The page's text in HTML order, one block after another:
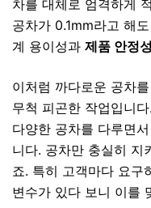
차를 대체로 엄격하게
공차가 0.1mm라고 해
계 용이성과 제품 안정성
이처럼 까다로운 공차
무척 피곤한 작업입니
다양한 공차를 다루면
니다. 공차만 충실히 지
죠. 특히 고객마다 요구
변수가 있다 보니 이를